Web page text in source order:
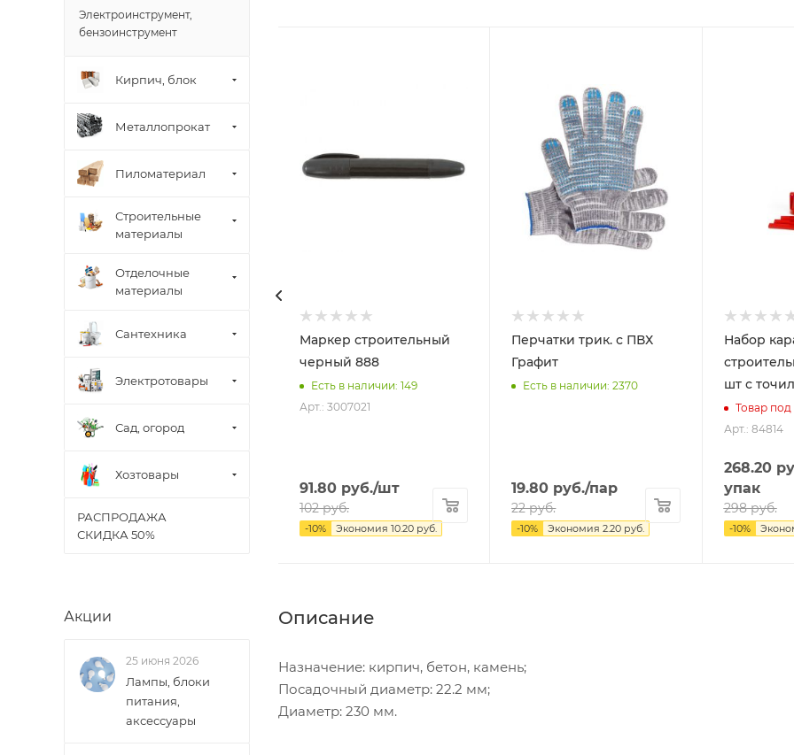
Маркер строительный
черный 888
Есть в наличии: 149
Арт.: 3007021
91.80 руб./шт
102руб.
-10% Экономия 10.20 руб.
Перчатки трик. с ПВХ
Графит
Есть в наличии: 2370
19.80 руб./пар
22руб.
-10% Экономия 2.20 руб.
Набор
шт с
Товар под
Арт.: 84814
268.20
упак
298руб.
-10%
Описание
Назначение: кирпич, бетон, камень;
Посадочный диаметр: 22.2 мм;
Диаметр: 230 мм.
Электроинструмент,
бензоинструмент
Кирпич, блок
Металлопрокат
Пиломатериал
Строительные
материалы
Отделочные
материалы
Сантехника
Электротовары
Сад, огород
Хозтовары
РАСПРОДАЖА
СКИДКА 50%
Акции
25 июня 2026
Лампы, блоки
питания,
аксессуары